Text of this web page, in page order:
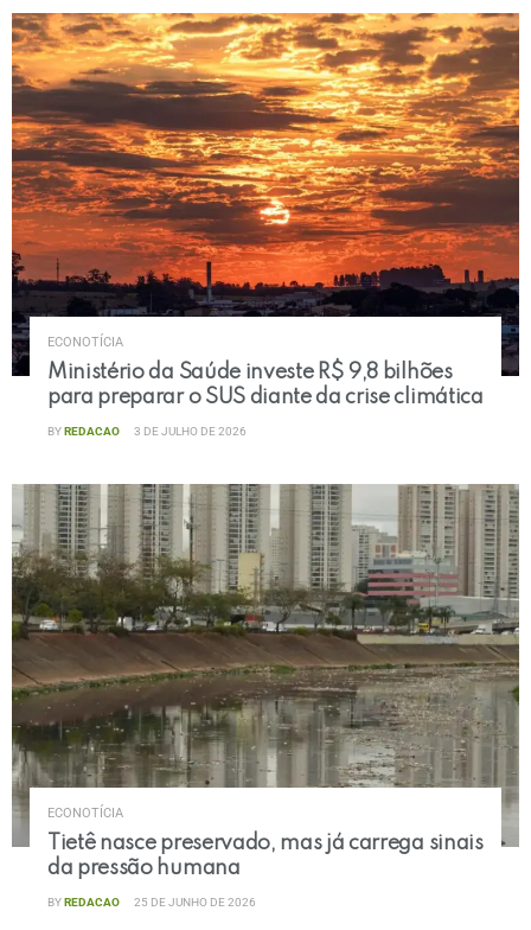
ECONOTÍCIA
Ministério da Saúde investe R$ 9,8 bilhões
para preparar o SUS diante da crise climática
BY REDACAO 3 DE JULHO DE 2026
ECONOTÍCIA
Tietê nasce preservado, mas já carrega sinais
da pressão humana
BY REDACAO 25 DE JUNHO DE 2026